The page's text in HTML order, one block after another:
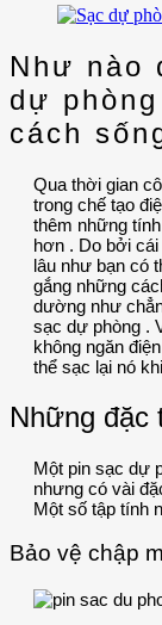
Như nào
dự
cách
Qua thời gian
trong chế tạo
thêm những
hơn . Do bởi
lâu như bạn có
gắng những
dường như
sạc dự phòng .
không ngăn
thể sạc lại nó
Những đặc
Một pin sạc dự
nhưng có vài
Một số tập tính
Bảo vệ chập